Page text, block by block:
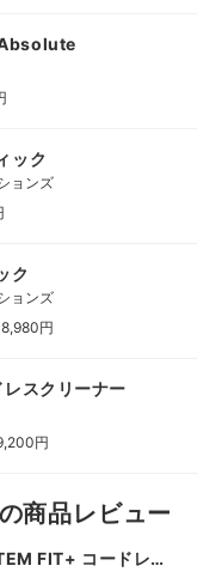
ック
ョンズ
ク
ョンズ
円
スクリーナー
円
商品レビュー
FIT+ コードレス